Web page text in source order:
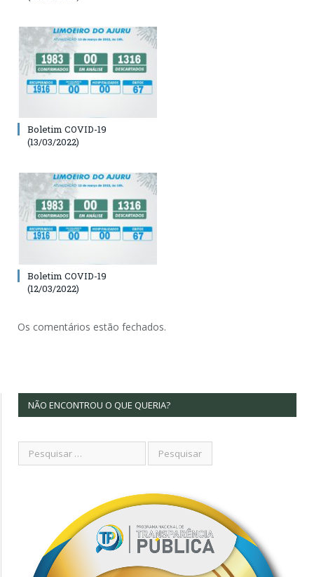
Boletim COVID-19
(13/03/2022)
Boletim COVID-19
(12/03/2022)
Os comentários estão fechados.
NÃO ENCONTROU O QUE QUERIA?